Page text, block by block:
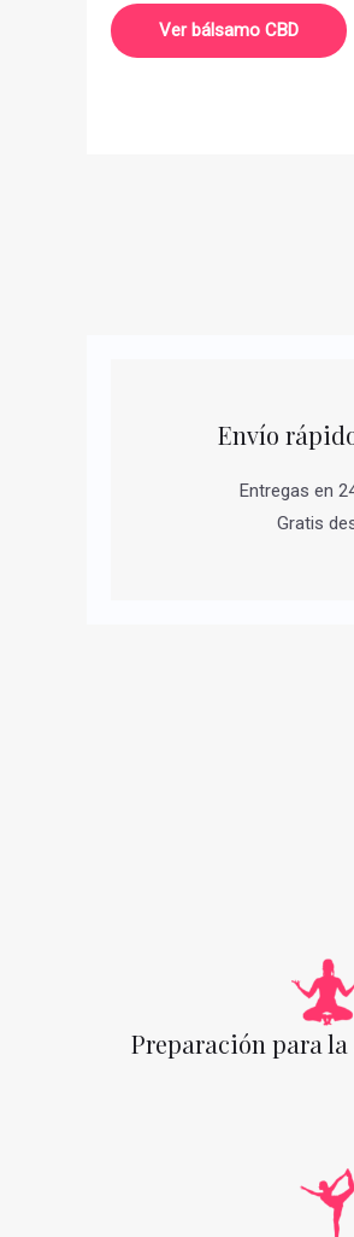
de 5
Ver bálsamo CBD
Envío
Entregas en
Gratis
Preparación para